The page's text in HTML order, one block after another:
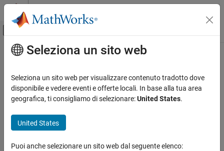
Vai al contenuto
Attiva/disattiva menu di navigazione
Pagina iniziale della documentazione
Contenuto principale
Seleziona un sito web
Seleziona un sito web per visualizzare contenuto tradotto dove
disponibile e vedere eventi e offerte locali. In base alla tua area
geografica, ti consigliamo di selezionare:United States.
United States
Puoi anche selezionare un sito web dal seguente elenco: